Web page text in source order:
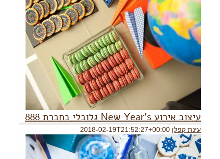
עיצוב אירוע New Year's גלובלי בחברת 888
עינת קפלן 2018-02-19T21:52:27+00:00